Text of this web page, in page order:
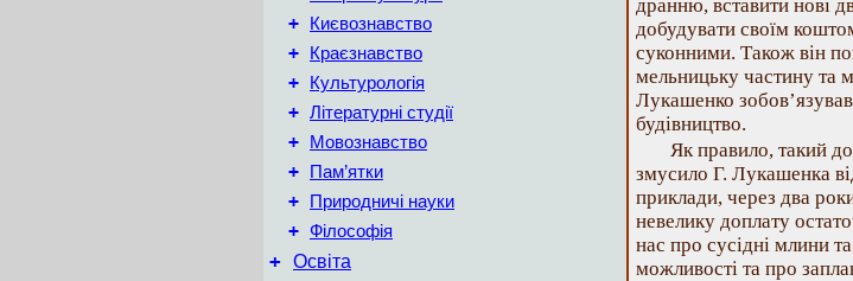
+ Києвознавство
+ Краєзнавство
+ Культурологія
+ Літературні студії
+ Мовознавство
+ Пам’ятки
+ Природничі науки
+ Філософія
+ Освіта
дранню, вставити нові
добудувати своїм
суконними. Також він
мельницьку частину та
Лукашенко
будівництво.
Як правило, такий
змусило Г. Лукашенка
приклади, через два
невелику доплату
нас про сусідні млини
можливості та про